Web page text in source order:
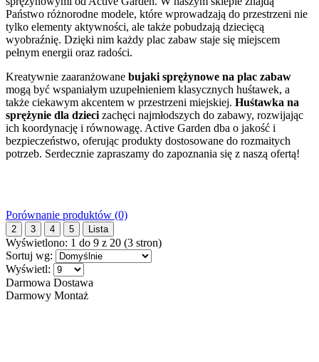
Państwo różnorodne modele, które wprowadzają do przestrzeni nie
tylko elementy aktywności, ale także pobudzają dziecięcą
wyobraźnię. Dzięki nim każdy plac zabaw staje się miejscem
pełnym energii oraz radości.
Kreatywnie zaaranżowane bujaki sprężynowe na plac zabaw
mogą być wspaniałym uzupełnieniem klasycznych huśtawek, a
także ciekawym akcentem w przestrzeni miejskiej. Huśtawka na
sprężynie dla dzieci zachęci najmłodszych do zabawy, rozwijając
ich koordynację i równowagę. Active Garden dba o jakość i
bezpieczeństwo, oferując produkty dostosowane do rozmaitych
potrzeb. Serdecznie zapraszamy do zapoznania się z naszą ofertą!
Porównanie produktów (0)
2 3 4 5 Lista
Wyświetlono: 1 do 9 z 20 (3 stron)
Sortuj wg:
Wyświetl:
Darmowa Dostawa
Darmowy Montaż